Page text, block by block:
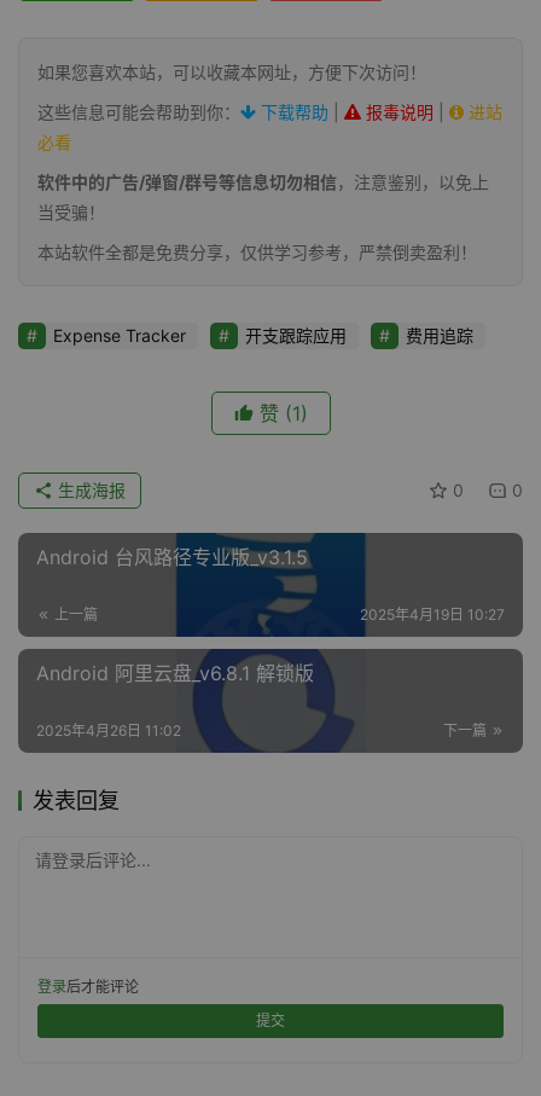
如果您喜欢本站，可以收藏本网址，方便下次访问！
这些信息可能会帮助到你：
下载帮助 报毒说明
进站
必看
软件中的广告/弹窗/群号等信息切勿相信，注意鉴别，以免上
当受骗！
本站软件全都是免费分享，仅供学习参考，严禁倒卖盈利！
Expense Tracker 开支跟踪应用 费用追踪
赞 (1)
0 0
生成海报
Android 台风路径专业版_v3.1.5
上一篇 2025年4月19日 10:27
Android 阿里云盘_v6.8.1 解锁版
下一篇
2025年4月26日 11:02
发表回复
请登录后评论...
登录后才能评论
提交